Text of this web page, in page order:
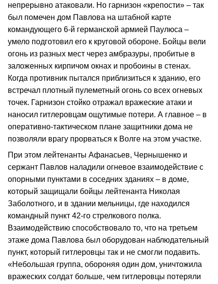
непрерывно атаковали. Но гарнизон «крепости» – так
был помечен дом Павлова на штабной карте
командующего 6-й германской армией Паулюса –
умело подготовил его к круговой обороне. Бойцы вели
огонь из разных мест через амбразуры, пробитые в
заложенных кирпичом окнах и пробоины в стенах.
Когда противник пытался приблизиться к зданию, его
встречал плотный пулеметный огонь со всех огневых
точек. Гарнизон стойко отражал вражеские атаки и
наносил гитлеровцам ощутимые потери. А главное – в
оперативно-тактическом плане защитники дома не
позволяли врагу прорваться к Волге на этом участке.
При этом лейтенанты Афанасьев, Чернышенко и
сержант Павлов наладили огневое взаимодействие с
опорными пунктами в соседних зданиях – в доме,
который защищали бойцы лейтенанта Николая
Заболотного, и в здании мельницы, где находился
командный пункт 42-го стрелкового полка.
Взаимодействию способствовало то, что на третьем
этаже дома Павлова был оборудован наблюдательный
пункт, который гитлеровцы так и не смогли подавить.
«Небольшая группа, обороняя один дом, уничтожила
вражеских солдат больше, чем гитлеровцы потеряли